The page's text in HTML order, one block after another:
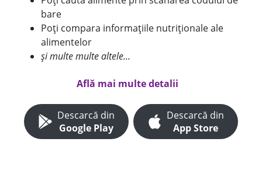
bare
Poți compara informațiile nutriționale ale
alimentelor
și multe multe altele...
Află mai multe detalii
Descarcă din
Google Play
Descarcă din
App Store